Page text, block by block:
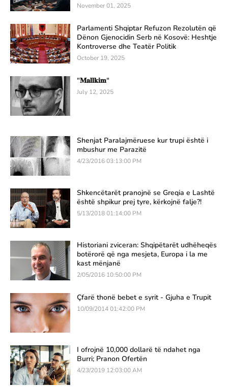
November 01, 2025
Parlamenti Shqiptar Refuzon Rezolutën që
Dënon Gjenocidin Serb në Kosovë: Heshtje
Kontroverse dhe Teatër Politik
October 19, 2025
"𝐌𝐚𝐥𝐥𝐤𝐢𝐦"
July 12, 2025
Shenjat Paralajmëruese kur trupi është i
mbushur me Parazitë
4/23/2016 03:13:00 PM
Shkencëtarët pranojnë se Greqia e Lashtë
është shpikur prej tyre, kërkojnë falje?!
5/13/2018 01:14:00 PM
Historiani zviceran: Shqipëtarët udhëheqës
botërorë që nga mesjeta, Europa i la me
kast mënjanë
2/05/2016 10:50:00 PM
Çfarë thonë bebet e syrit - Gjuha e Trupit
10/09/2014 01:42:00 PM
I ofrojnë 10,000 dollarë të ndahet nga
Burri; Pranon Ofertën
4/23/2019 12:03:00 AM